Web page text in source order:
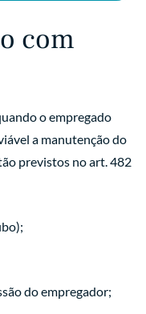
com
o empregado
a manutenção do
previstos no art. 482
do empregador;